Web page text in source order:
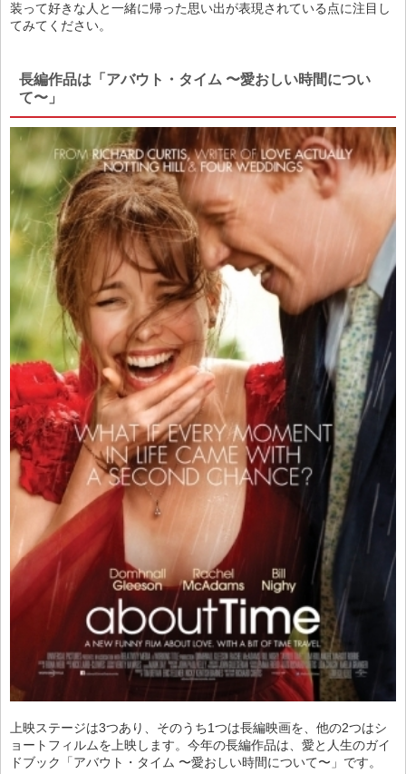
装って好きな人と一緒に帰った思い出が表現されている点に注目し
てみてください。
長編作品は「アバウト・タイム 〜愛おしい時間につい
て〜」
上映ステージは3つあり、そのうち1つは長編映画を、他の2つはシ
ョートフィルムを上映します。今年の長編作品は、愛と人生のガイ
ドブック「アバウト・タイム 〜愛おしい時間について〜」です。